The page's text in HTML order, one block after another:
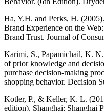
Ha, Y.H. and Perks, H.
Brand Experience on the
Brand Trust. Journal of
Karimi, S., Papamichail, K.
of prior knowledge and
purchase decision-making
shopping behavior. Decision
Kotler, P., & Keller, K. L.
edition). Shanghai: Shanghai